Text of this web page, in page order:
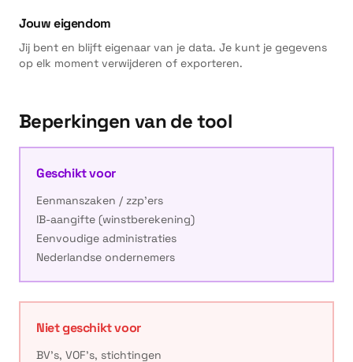
Jouw eigendom
Jij bent en blijft eigenaar van je data. Je kunt je gegevens
op elk moment verwijderen of exporteren.
Beperkingen van de tool
Geschikt voor
Eenmanszaken / zzp'ers
IB-aangifte (winstberekening)
Eenvoudige administraties
Nederlandse ondernemers
Niet geschikt voor
BV's, VOF's, stichtingen